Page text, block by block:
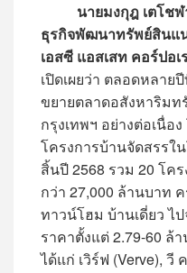
นายมงกุฎ เตโชฬา
ธุรกิจพัฒนาทรัพย์สินแ
เอสซี แอสเสท คอร์ปอ
เปิดเผยว่า ตลอดหลา
ขยายตลาดอสังหาริม
กรุงเทพฯ อย่างต่อเนื่อ
โครงการบ้านจัดสรรใ
สิ้นปี 2568 รวม 20 โค
กว่า 27,000 ล้านบาท
ทาวน์โฮม บ้านเดี่ยว ไ
ราคาตั้งแต่ 2.79-60 ล้
ได้แก่ เวิร์ฟ (Verve), วี